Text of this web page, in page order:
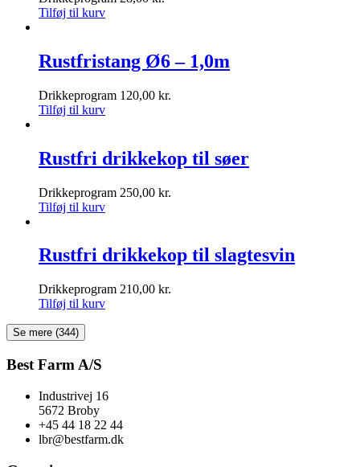
Tilføj til kurv
Rustfristang Ø6 – 1,0m
Drikkeprogram 120,00 kr.
Tilføj til kurv
Rustfri drikkekop til søer
Drikkeprogram 250,00 kr.
Tilføj til kurv
Rustfri drikkekop til slagtesvin
Drikkeprogram 210,00 kr.
Tilføj til kurv
Se mere (344)
Best Farm A/S
Industrivej 16
5672 Broby
+45 44 18 22 44
lbr@bestfarm.dk